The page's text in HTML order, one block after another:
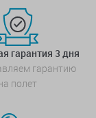
гарантия 3 дня
гарантию
полет